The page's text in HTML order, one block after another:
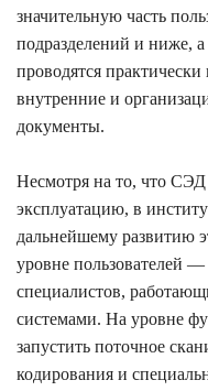
значительную часть
подразделений и ниже,
проводятся
внутренние и
документы.
Несмотря на то, что
эксплуатацию, в
дальнейшему развитию
уровне пользователей
специалистов,
системами. На уровне
запустить поточное
кодирования и